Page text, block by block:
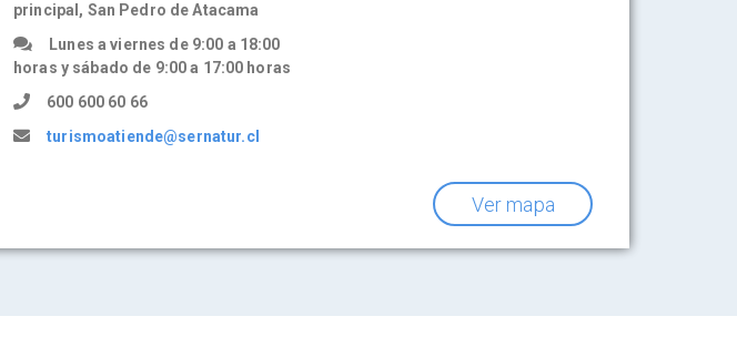
principal, San Pedro de Atacama
Lunes a viernes de 9:00 a 18:00
horas y sábado de 9:00 a 17:00 horas
600 600 60 66
turismoatiende@sernatur.cl
Ver mapa